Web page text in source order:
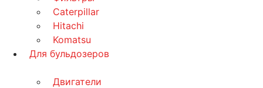
Caterpillar
Hitachi
Komatsu
Для бульдозеров
Двигатели